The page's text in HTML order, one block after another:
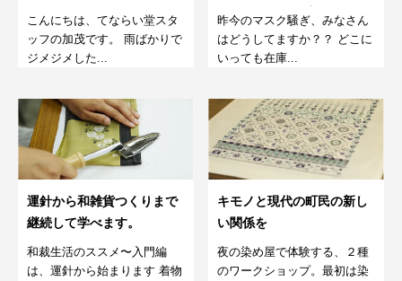
運針～ 7月
こんにちは、てならい堂スタ
ッフの加茂です。 雨ばかりで
ジメジメした...
ぬぐいマスクを実際につく
ってみた。
昨今のマスク騒ぎ、みなさん
はどうしてますか？？ どこに
いっても在庫...
運針から和雑貨つくりまで
継続して学べます。
和裁生活のススメ〜入門編
は、運針から始まります 着物
キモノと現代の町民の新し
い関係を
夜の染め屋で体験する、２種
のワークショップ。最初は染